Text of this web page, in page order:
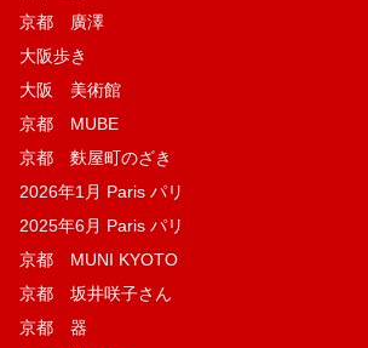
京都 廣澤
大阪歩き
大阪 美術館
京都 MUBE
京都 麩屋町のざき
2026年1月 Paris パリ
2025年6月 Paris パリ
京都 MUNI KYOTO
京都 坂井咲子さん
京都 器